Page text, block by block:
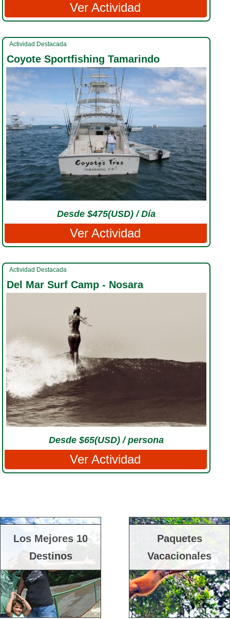
Ver Actividad
Actividad Destacada
Coyote Sportfishing Tamarindo
Desde $475(USD) / Día
Ver Actividad
Actividad Destacada
Del Mar Surf Camp - Nosara
Desde $65(USD) / persona
Ver Actividad
Los Mejores 10
Destinos
Paquetes
Vacacionales